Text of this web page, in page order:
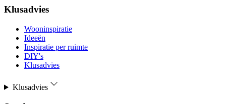
Klusadvies
Wooninspiratie
Ideeën
Inspiratie per ruimte
DIY's
Klusadvies
Klusadvies